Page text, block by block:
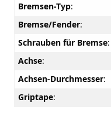
Bremsen-Typ:
Bremse/Fender:
Schrauben für Bremse:
Achse:
Achsen-Durchmesser:
Griptape: